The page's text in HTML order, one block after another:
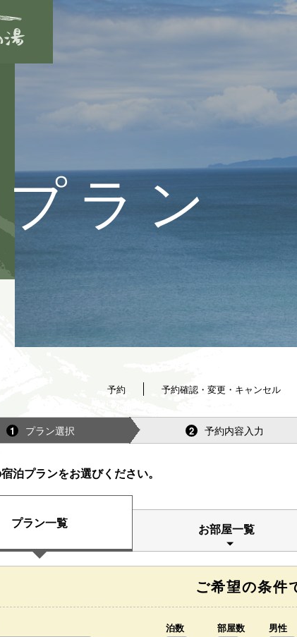
ラン
予約 予約確認・変更・キャンセル
1 プラン選択 2 予約内容入力
泊プランをお選びください。
プラン一覧 お部屋一覧
ご希望の条件
泊数
部屋数
男性